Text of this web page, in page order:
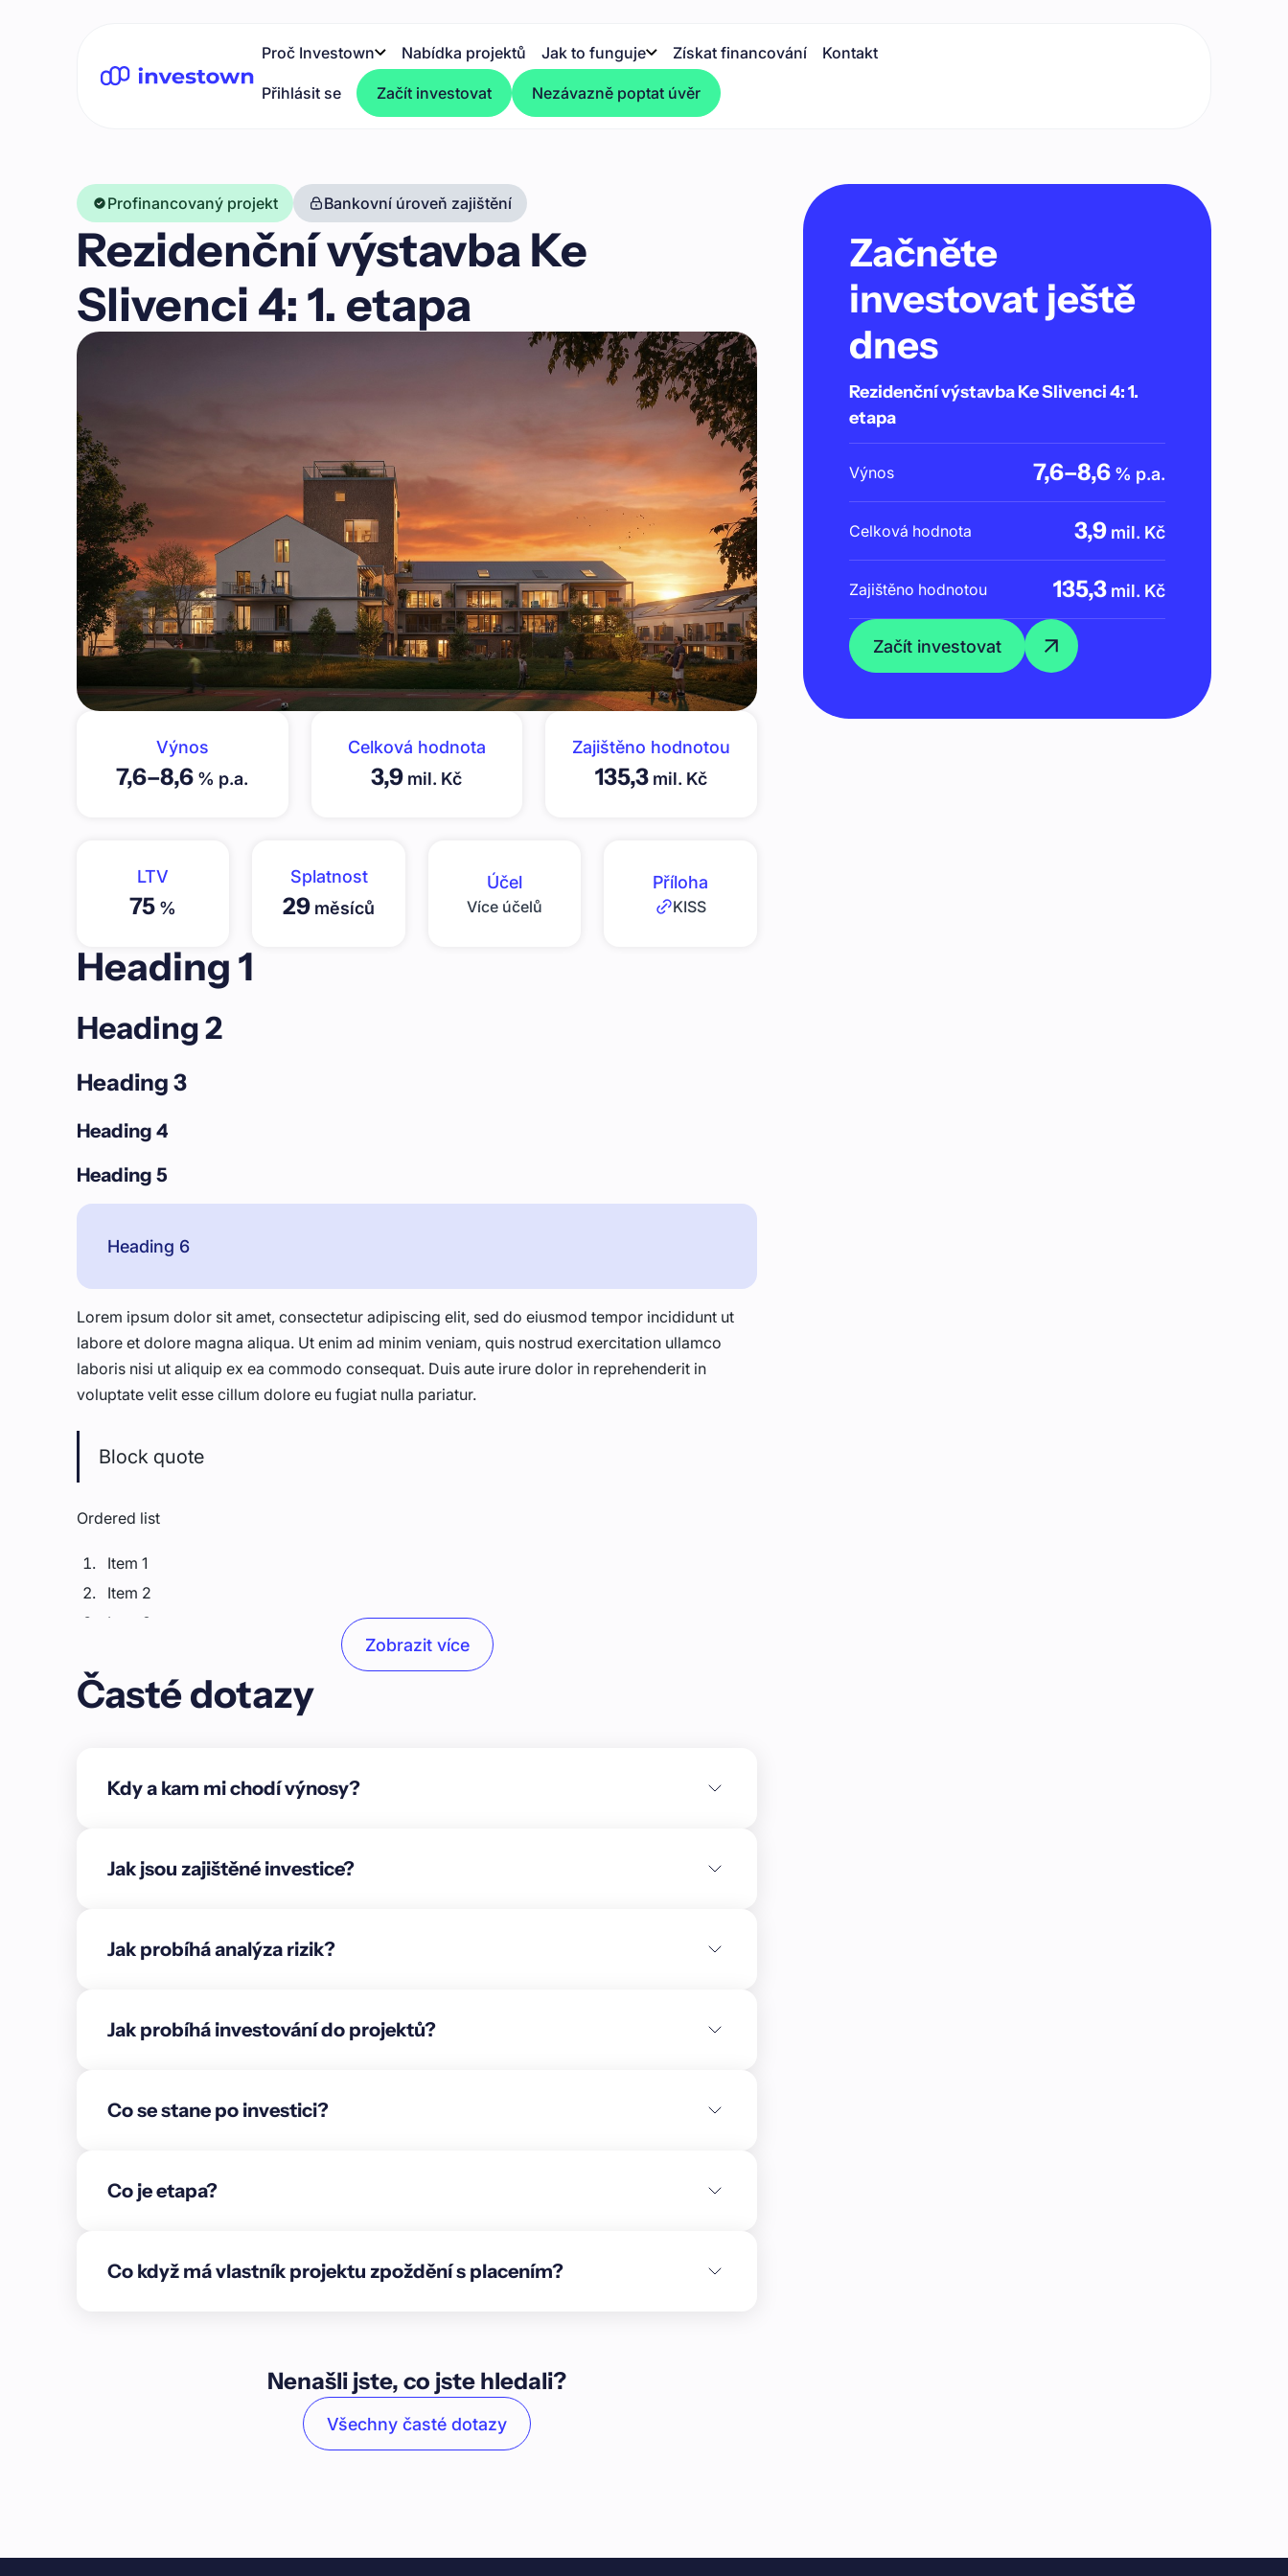
Proč Investown Nabídka projektů Jak to funguje Získat financování Kontakt
Přihlásit se Začít investovat Nezávazně poptat úvěr
Profinancovaný projekt Bankovní úroveň zajištění
Rezidenční výstavba Ke
Slivenci 4: 1. etapa
Výnos
7,6–8,6 % p.a.
Celková hodnota
3,9 mil. Kč
Zajištěno hodnotou
135,3 mil. Kč
LTV
75 %
Splatnost
29 měsíců
Účel
Více účelů
Příloha
KISS
Heading 1
Heading 2
Heading 3
Heading 4
Heading 5
Heading 6
Lorem ipsum dolor sit amet, consectetur adipiscing elit, sed do eiusmod tempor incididunt ut
labore et dolore magna aliqua. Ut enim ad minim veniam, quis nostrud exercitation ullamco
laboris nisi ut aliquip ex ea commodo consequat. Duis aute irure dolor in reprehenderit in
voluptate velit esse cillum dolore eu fugiat nulla pariatur.
Block quote
Ordered list
Item 1
Item 2
Item 3
Item A
ze dne 12. 5. 2026:** Na stavbě byly úspěšně dokončeny zemní úpravy včetně pilotáže a
zajištění výkopů. Pokročily také práce na kanalizační infrastruktuře v prostoru před objekty G1
dokončeny svislé nosné prvky a intenzivně pokračují práce na stropních konstrukcích. V části
projektu\n\nCílem vlastníka projektu je **refinancování zástavního věřitele** v rámci první
tranše a následná **výstavba dvou bytových domů** označených jako G1 + G2.\n\nBudoucí
5+kk** a jednu komerční jednotku doplněné o **72 parkovacích stání** (včetně tří pro
2025, dokončením a kolaudací nejpozději v listopadu 2027 a následným předáním jednotek
klientům.\n\nFinanční prostředky získané v rámci projektu budou použity na zajištění výstavby
a financování prvotní fáze developmentu, s cílem vytvořit **stabilní a kvalitní rezidenční projekt
s dlouhodobou hodnotou**.\n\n### O lokalitě\n\n**Praha-Lochkov** je menší, klidná a
Zobrazit více
Časté dotazy
Kdy a kam mi chodí výnosy?
Jak jsou zajištěné investice?
Jak probíhá analýza rizik?
Jak probíhá investování do projektů?
Co se stane po investici?
Co je etapa?
Co když má vlastník projektu zpoždění s placením?
Nenašli jste, co jste hledali?
Všechny časté dotazy
Začněte
investovat ještě
dnes
Rezidenční výstavba Ke Slivenci 4: 1.
etapa
Výnos 7,6–8,6 % p.a.
Celková hodnota 3,9 mil. Kč
Zajištěno hodnotou 135,3 mil. Kč
Začít investovat